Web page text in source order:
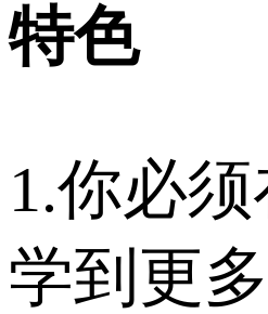
特色
1.你必
学到更